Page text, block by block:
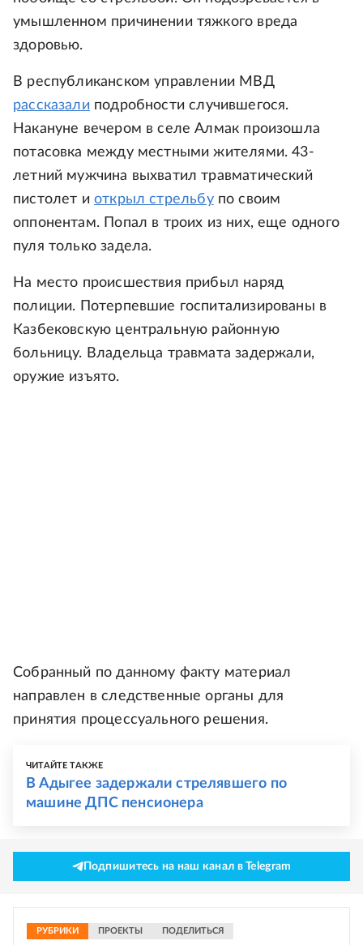
умышленном причинении тяжкого вреда
здоровью.
В республиканском управлении МВД
рассказали подробности случившегося.
Накануне вечером в селе Алмак произошла
потасовка между местными жителями. 43-
летний мужчина выхватил травматический
пистолет и открыл стрельбупо своим
оппонентам. Попал в троих из них, еще одного
пуля только задела.
На место происшествия прибыл наряд
полиции. Потерпевшие госпитализированы в
Казбековскую центральную районную
больницу. Владельца травмата задержали,
оружие изъято.
Собранный по данному факту материал
направлен в следственные органы для
принятия процессуального решения.
ЧИТАЙТЕ ТАКЖЕ
В Адыгее задержали стрелявшего по
машине ДПС пенсионера
Подпишитесь на наш канал в Telegram
РУБРИКИ ПРОЕКТЫ ПОДЕЛИТЬСЯ